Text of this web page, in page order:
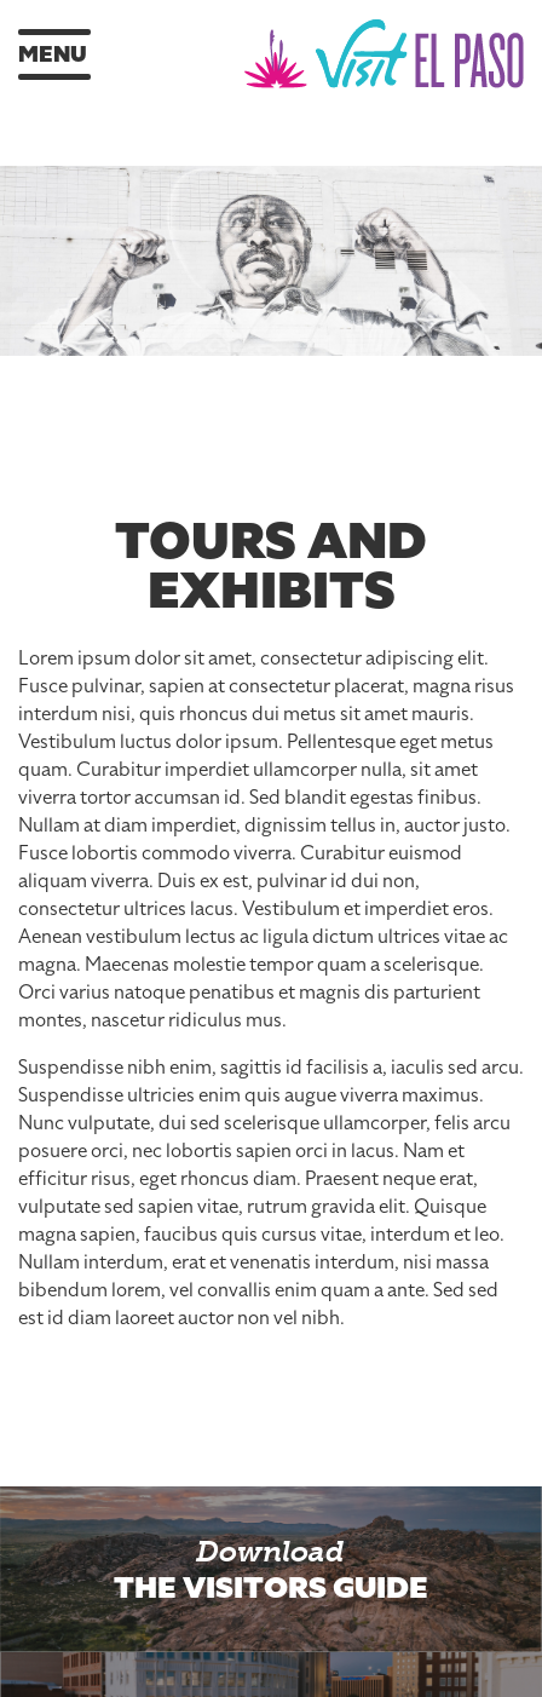
MENU
TOURS AND
EXHIBITS
Lorem ipsum dolor sit amet, consectetur adipiscing elit.
Fusce pulvinar, sapien at consectetur placerat, magna risus
interdum nisi, quis rhoncus dui metus sit amet mauris.
Vestibulum luctus dolor ipsum. Pellentesque eget metus
quam. Curabitur imperdiet ullamcorper nulla, sit amet
viverra tortor accumsan id. Sed blandit egestas finibus.
Nullam at diam imperdiet, dignissim tellus in, auctor justo.
Fusce lobortis commodo viverra. Curabitur euismod
aliquam viverra. Duis ex est, pulvinar id dui non,
consectetur ultrices lacus. Vestibulum et imperdiet eros.
Aenean vestibulum lectus ac ligula dictum ultrices vitae ac
magna. Maecenas molestie tempor quam a scelerisque.
Orci varius natoque penatibus et magnis dis parturient
montes, nascetur ridiculus mus.
Suspendisse nibh enim, sagittis id facilisis a, iaculis sed arcu.
Suspendisse ultricies enim quis augue viverra maximus.
Nunc vulputate, dui sed scelerisque ullamcorper, felis arcu
posuere orci, nec lobortis sapien orci in lacus. Nam et
efficitur risus, eget rhoncus diam. Praesent neque erat,
vulputate sed sapien vitae, rutrum gravida elit. Quisque
magna sapien, faucibus quis cursus vitae, interdum et leo.
Nullam interdum, erat et venenatis interdum, nisi massa
bibendum lorem, vel convallis enim quam a ante. Sed sed
est id diam laoreet auctor non vel nibh.
Download
THE VISITORS GUIDE